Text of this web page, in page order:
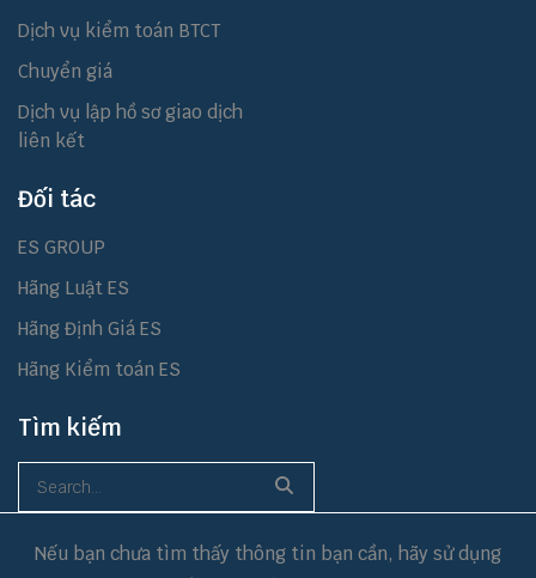
Dịch vụ kiểm toán BTCT
Chuyển giá
Dịch vụ lập hồ sơ giao dịch
liên kết
Đối tác
ES GROUP
Hãng Luật ES
Hãng Định Giá ES
Hãng Kiểm toán ES
Tìm kiếm
Nếu bạn chưa tìm thấy thông tin bạn cần, hãy sử dụng